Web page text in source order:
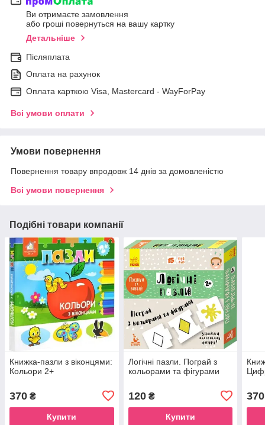
Ви отримаєте замовлення
або гроші повернуться на вашу картку
Детальніше
Післяплата
Оплата на рахунок
Оплата карткою Visa, Mastercard - WayForPay
Всі умови оплати
Умови повернення
Повернення товару впродовж 14 днів за домовленістю
Всі умови повернення
Подібні товари компанії
Книжка-пазли з віконцями:
Кольори 2+
370 ₴
Купити
Логічні пазли. Пограй з
кольорами та фігурами
120₴
Купити
370